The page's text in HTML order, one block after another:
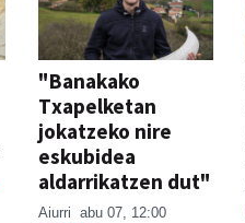
"Banakako
Txapelketan
jokatzeko nire
eskubidea
aldarrikatzen dut"
Aiurri abu 07, 12:00